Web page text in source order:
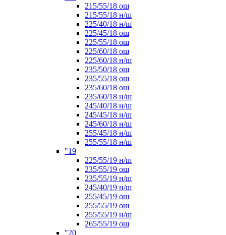
215/55/18 ош
215/55/18 н/ш
225/40/18 н/ш
225/45/18 ош
225/55/18 ош
225/60/18 ош
225/60/18 н/ш
235/50/18 ош
235/55/18 ош
235/60/18 ош
235/60/18 н/ш
245/40/18 н/ш
245/45/18 н/ш
245/60/18 н/ш
255/45/18 н/ш
255/55/18 н/ш
"19
225/55/19 н/ш
235/55/19 ош
235/55/19 н/ш
245/40/19 н/ш
255/45/19 ош
255/55/19 ош
255/55/19 н/ш
265/55/19 ош
"20